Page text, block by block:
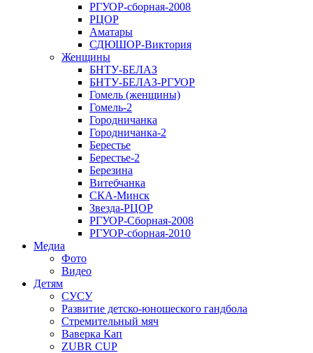
РГУОР-сборная-2008
РЦОР
Аматары
СДЮШОР-Виктория
Женщины
БНТУ-БЕЛАЗ
БНТУ-БЕЛАЗ-РГУОР
Гомель (женщины)
Гомель-2
Городничанка
Городничанка-2
Берестье
Берестье-2
Березина
Витебчанка
СКА-Минск
Звезда-РЦОР
РГУОР-Сборная-2008
РГУОР-сборная-2010
Медиа
Фото
Видео
Детям
СУСУ
Развитие детско-юношеского гандбола
Стремительный мяч
Ваверка Кап
ZUBR CUP